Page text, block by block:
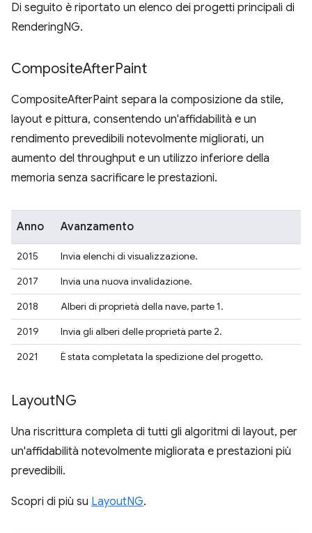
Di seguito è riportato un elenco dei progetti principali di
RenderingNG.
CompositeAfterPaint
CompositeAfterPaint separa la composizione da stile,
layout e pittura, consentendo un'affidabilità e un
rendimento prevedibili notevolmente migliorati, un
aumento del throughput e un utilizzo inferiore della
memoria senza sacrificare le prestazioni.
Anno Avanzamento
2015
Invia elenchi di visualizzazione.
2017
Invia una nuova invalidazione.
2018
Alberi di proprietà della nave, parte 1.
2019
Invia gli alberi delle proprietà parte 2.
2021
È stata completata la spedizione del progetto.
LayoutNG
Una riscrittura completa di tutti gli algoritmi di layout, per
un'affidabilità notevolmente migliorata e prestazioni più
prevedibili.
Scopri di più su LayoutNG.